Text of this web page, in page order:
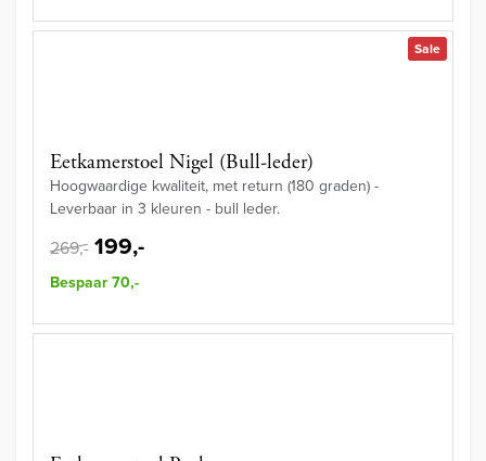
Sale
Eetkamerstoel Nigel (Bull-leder)
Hoogwaardige kwaliteit, met return (180 graden) -
Leverbaar in 3 kleuren - bull leder.
269,- 199,-
Bespaar 70,-